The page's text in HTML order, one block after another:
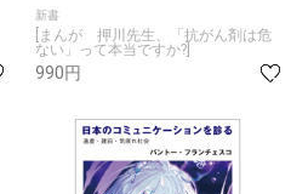
新書
[まんが 押川先生、「抗がん剤は危
ない」って本当ですか?]
990円